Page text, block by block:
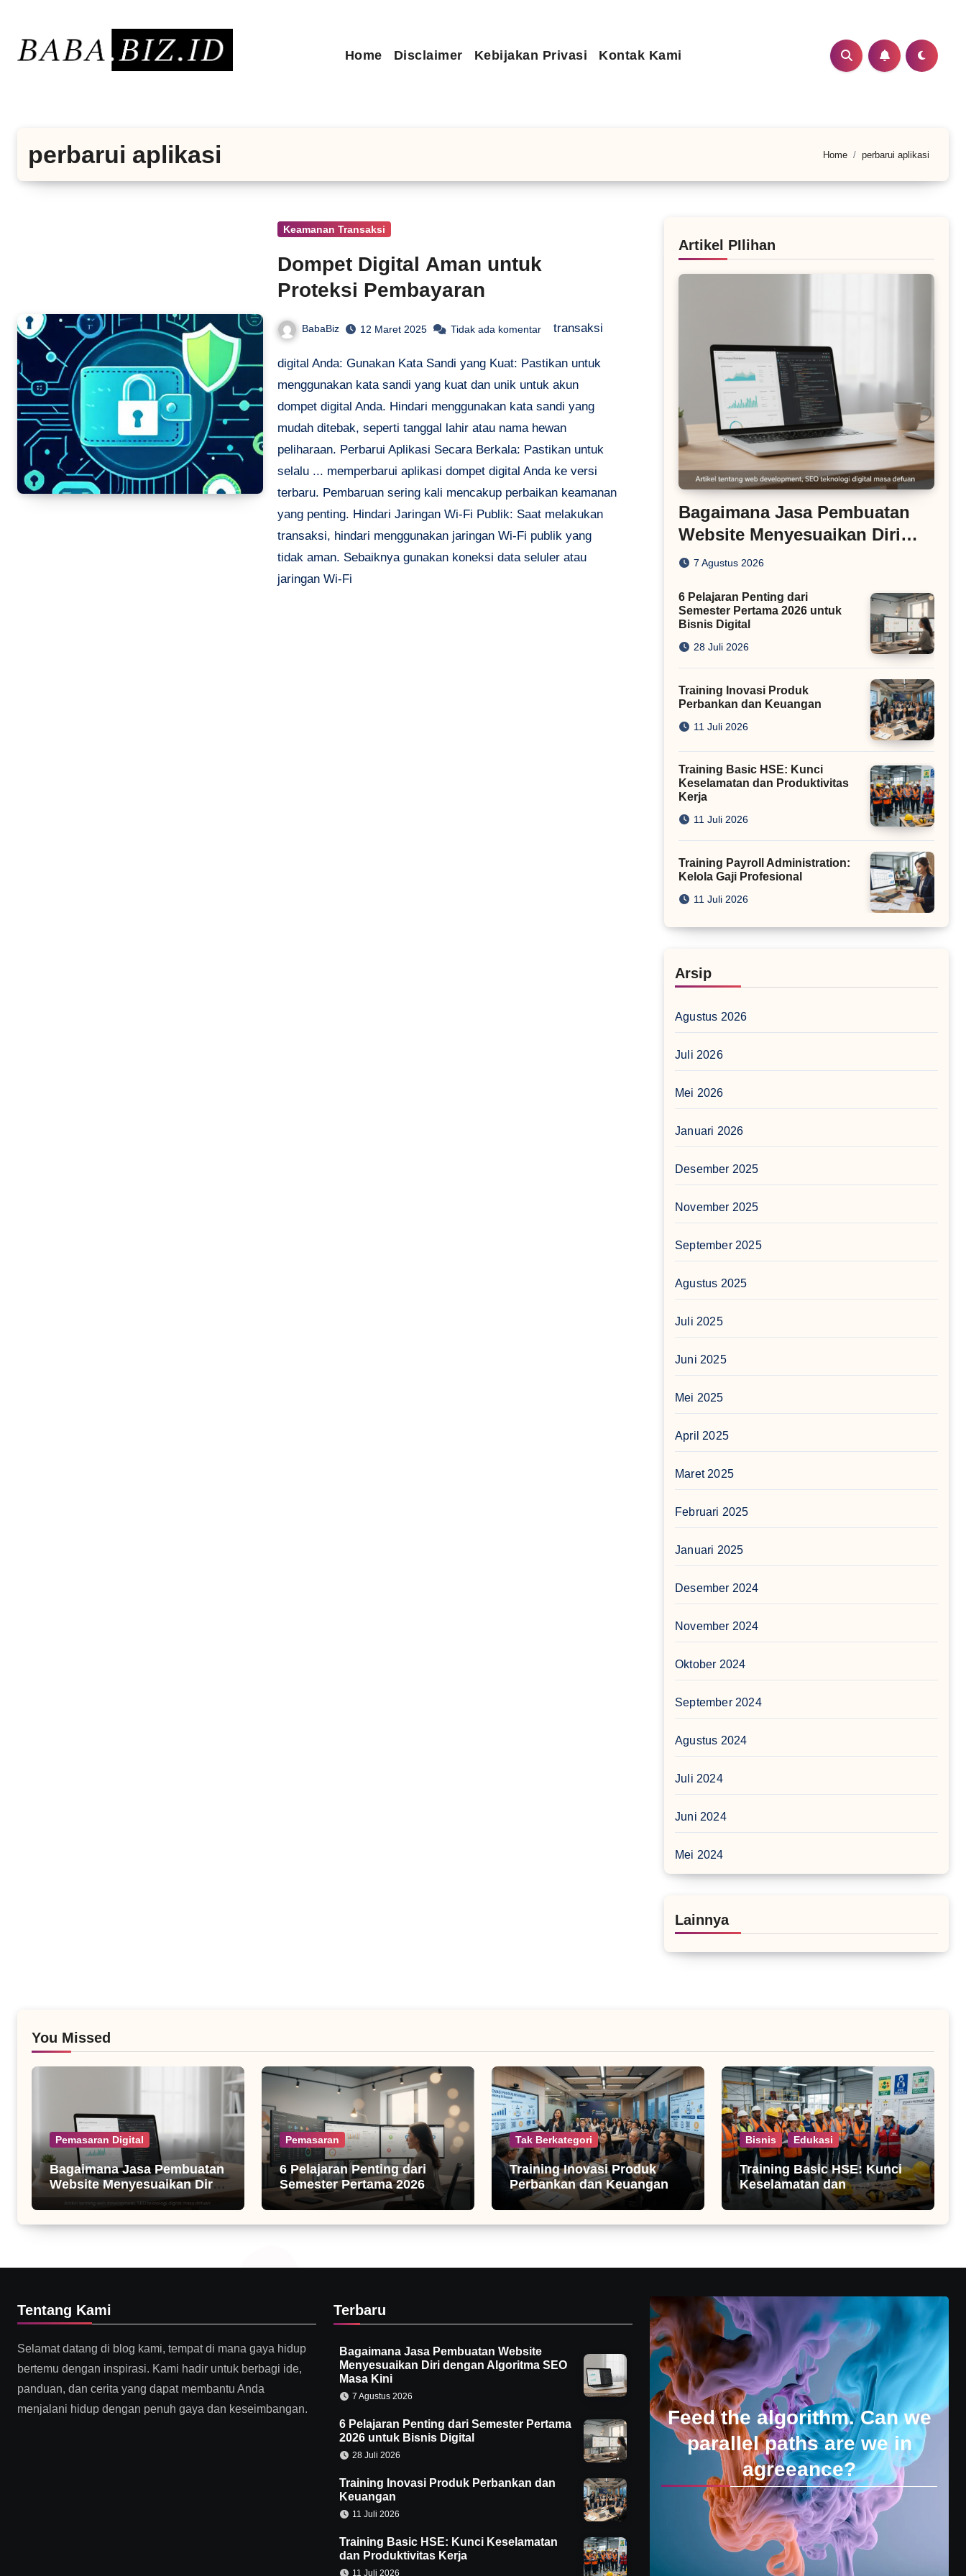
konten
Home Disclaimer Kebijakan Privasi Kontak Kami
perbarui aplikasi Home perbarui aplikasi
Keamanan Transaksi
Dompet Digital Aman untuk
Proteksi Pembayaran
BabaBiz 12 Maret 2025 Tidak ada komentar transaksi
digital Anda: Gunakan Kata Sandi yang Kuat: Pastikan untuk
menggunakan kata sandi yang kuat dan unik untuk akun
dompet digital Anda. Hindari menggunakan kata sandi yang
mudah ditebak, seperti tanggal lahir atau nama hewan
peliharaan. Perbarui Aplikasi Secara Berkala: Pastikan untuk
selalu ... memperbarui aplikasi dompet digital Anda ke versi
terbaru. Pembaruan sering kali mencakup perbaikan keamanan
yang penting. Hindari Jaringan Wi-Fi Publik: Saat melakukan
transaksi, hindari menggunakan jaringan Wi-Fi publik yang
tidak aman. Sebaiknya gunakan koneksi data seluler atau
jaringan Wi-Fi
Artikel PIlihan
Bagaimana Jasa Pembuatan
Website Menyesuaikan Diri
dengan Algoritma SEO Masa
7 Agustus 2026
6 Pelajaran Penting dari
Semester Pertama 2026 untuk
Bisnis Digital
28 Juli 2026
Training Inovasi Produk
Perbankan dan Keuangan
11 Juli 2026
Training Basic HSE: Kunci
Keselamatan dan Produktivitas
Kerja
11 Juli 2026
Training Payroll Administration:
Kelola Gaji Profesional
11 Juli 2026
Arsip
Agustus 2026
Juli 2026
Mei 2026
Januari 2026
Desember 2025
November 2025
September 2025
Agustus 2025
Juli 2025
Juni 2025
Mei 2025
April 2025
Maret 2025
Februari 2025
Januari 2025
Desember 2024
November 2024
Oktober 2024
September 2024
Agustus 2024
Juli 2024
Juni 2024
Mei 2024
Lainnya
You Missed
Pemasaran Digital
Bagaimana Jasa Pembuatan
Website Menyesuaikan Diri
dengan Algoritma SEO Masa
Kini
Pemasaran
6 Pelajaran Penting dari
Semester Pertama 2026
untuk Bisnis Digital
Tak Berkategori
Training Inovasi Produk
Perbankan dan Keuangan
Bisnis Edukasi
Training Basic HSE: Kunci
Keselamatan dan
Produktivitas Kerja
Tentang Kami
Selamat datang di blog kami, tempat di mana gaya hidup
bertemu dengan inspirasi. Kami hadir untuk berbagi ide,
panduan, dan cerita yang dapat membantu Anda
menjalani hidup dengan penuh gaya dan keseimbangan.
Terbaru
Bagaimana Jasa Pembuatan Website
Menyesuaikan Diri dengan Algoritma SEO
Masa Kini
7 Agustus 2026
6 Pelajaran Penting dari Semester Pertama
2026 untuk Bisnis Digital
28 Juli 2026
Training Inovasi Produk Perbankan dan
Keuangan
11 Juli 2026
Training Basic HSE: Kunci Keselamatan
dan Produktivitas Kerja
11 Juli 2026
Feed the algorithm. Can we
parallel paths are we in
agreeance?